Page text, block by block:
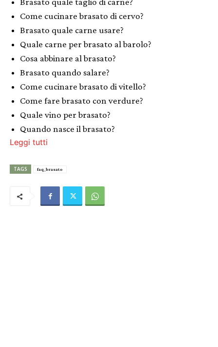
Come cucinare brasato di cervo?
Brasato quale carne usare?
Quale carne per brasato al barolo?
Cosa abbinare al brasato?
Brasato quando salare?
Come cucinare brasato di vitello?
Come fare brasato con verdure?
Quale vino per brasato?
Quando nasce il brasato?
Leggi tutti
TAGS faq_brasato